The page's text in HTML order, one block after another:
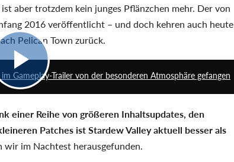
aber trotzdem kein junges Pflänzchen mehr. Der von
2016 veröffentlicht – und doch kehren auch heute
Pelican Town zurück.
Gameplay-Trailer von der besonderen Atmosphäre gefangen
einer Reihe von größeren Inhaltsupdates, den
Patches ist Stardew Valley aktuell besser als
wir im Nachtest herausgefunden.